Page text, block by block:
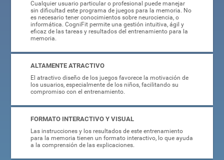
Cualquier usuario particular o profesional puede manejar
sin dificultad este programa de juegos para la memoria. No
es necesario tener conocimientos sobre neurociencia, o
informática. CogniFit permite una gestión intuitiva, ágil y
eficaz de las tareas y resultados del entrenamiento para la
memoria.
ALTAMENTE ATRACTIVO
El atractivo diseño de los juegos favorece la motivación de
los usuarios, especialmente de los niños, facilitando su
compromiso con el entrenamiento.
FORMATO INTERACTIVO Y VISUAL
Las instrucciones y los resultados de este entrenamiento
para la memoria tienen un formato interactivo, lo que ayuda
a la comprensión de las explicaciones.